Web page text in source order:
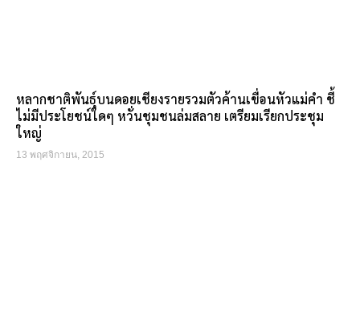
หลากชาติพันธุ์บนดอยเชียงรายรวมตัวค้านเขื่อนหัวแม่คำ ชี้
ไม่มีประโยชน์ใดๆ หวั่นชุมชนล่มสลาย เตรียมเรียกประชุม
ใหญ่
13 พฤศจิกายน, 2015